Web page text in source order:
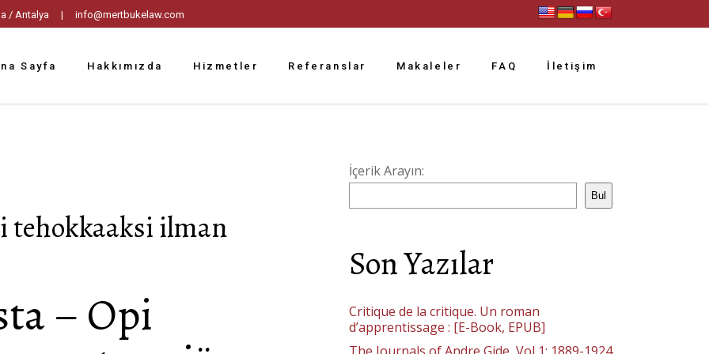
/ Antalya | info@mertbukelaw.com
Sayfa Hakkımızda Hizmetler Referanslar Makaleler FAQ İletişim
tehokkaaksi ilman
– Opi
İçerik Arayın:
Bul
Son Yazılar
Critique de la critique. Un roman
d’apprentissage : [E-Book, EPUB]